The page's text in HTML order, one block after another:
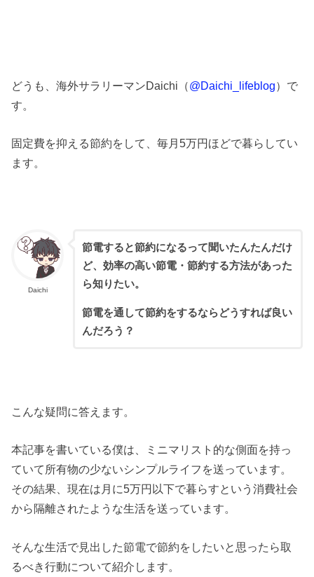
どうも、海外サラリーマンDaichi（@Daichi_lifeblog）で
す。
固定費を抑える節約をして、毎月5万円ほどで暮らしてい
ます。
Daichi
節電すると節約になるって聞いたんたんだけ
ど、効率の高い節電・節約する方法があった
ら知りたい。
節電を通して節約をするならどうすれば良い
んだろう？
こんな疑問に答えます。
本記事を書いている僕は、ミニマリスト的な側面を持っ
ていて所有物の少ないシンプルライフを送っています。
その結果、現在は月に5万円以下で暮らすという消費社会
から隔離されたような生活を送っています。
そんな生活で見出した節電で節約をしたいと思ったら取
るべき行動について紹介します。